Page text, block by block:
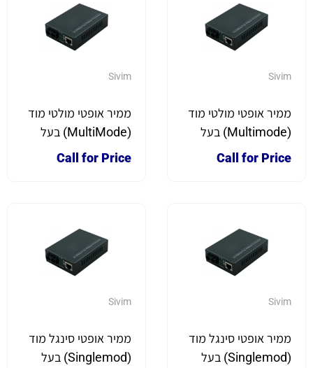
Sivim
ממיר אופטי מולטי מוד
(Multimode) בעל
כניסת SC *מהירות
Call for Price
Sivim
ממיר אופטי מולטי מוד
(MultiMode) בעל
כניסת ST
Call for Price
Sivim
ממיר אופטי סינגל מוד
(Singlemod) בעל
Sivim
ממיר אופטי סינגל מוד
(Singlemod) בעל